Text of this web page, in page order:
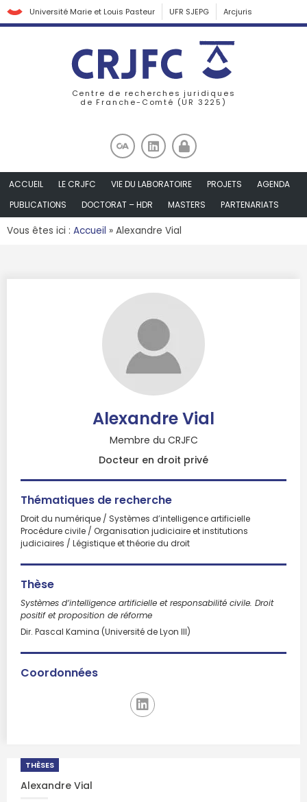
Université Marie et Louis Pasteur UFR SJEPG Arcjuris
Centre de recherches juridiques
de Franche-Comté (UR 3225)
ACCUEIL LE CRJFC VIE DU LABORATOIRE PROJETS
AGENDA
PUBLICATIONS
DOCTORAT – HDR MASTERS PARTENARIATS
Vous êtes ici : Accueil » Alexandre Vial
Alexandre Vial
Membre du CRJFC
Docteur en droit privé
Thématiques de recherche
Droit du numérique / Systèmes d’intelligence artificielle
Procédure civile / Organisation judiciaire et institutions
judiciaires / Légistique et théorie du droit
Thèse
Systèmes d’intelligence artificielle et responsabilité civile. Droit
positif et proposition de réforme
Dir. Pascal Kamina (Université de Lyon III)
Coordonnées
THÈSES
Alexandre Vial